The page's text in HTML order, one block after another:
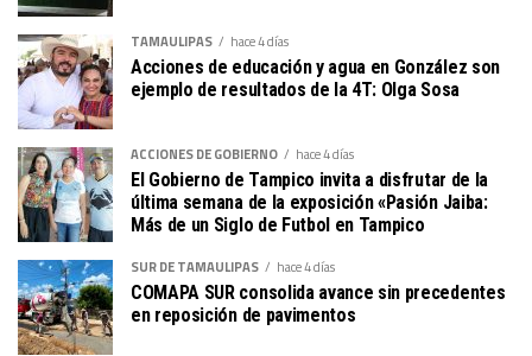
TAMAULIPAS hace 4 días
Acciones de educación y agua en González son
ejemplo de resultados de la 4T: Olga Sosa
ACCIONES DE GOBIERNO hace 4 días
El Gobierno de Tampico invita a disfrutar de la
última semana de la exposición «Pasión Jaiba:
Más de un Siglo de Futbol en Tampico
SUR DE TAMAULIPAS hace 4 días
COMAPA SUR consolida avance sin precedentes
en reposición de pavimentos